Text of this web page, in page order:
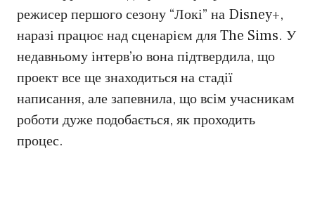
режисер першого сезону “Локі” на Disney+,
наразі працює над сценарієм для The Sims. У
недавньому інтерв’ю вона підтвердила, що
проект все ще знаходиться на стадії
написання, але запевнила, що всім учасникам
роботи дуже подобається, як проходить
процес.